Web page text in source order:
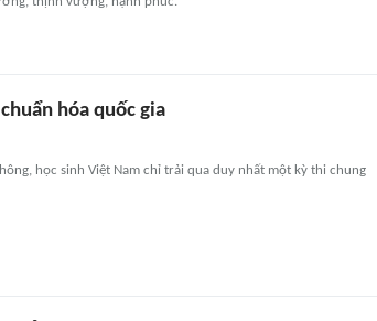
hóa quốc gia
học sinh Việt Nam chỉ trải qua duy nhất một kỳ thi chung